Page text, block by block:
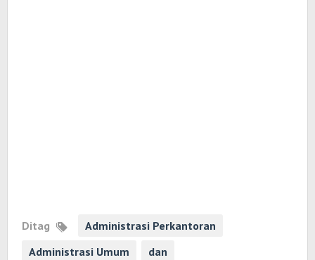
Ditag
Administrasi Perkantoran
Administrasi Umum
dan